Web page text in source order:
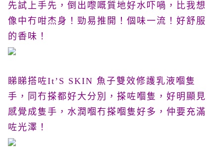
先試上手先，倒出嚟嘅質地好水吓喎，比我想
像中冇咁杰身！勁易推開！個味一流！好舒服
的香味！
睇睇搭咗ItʼS SKIN 魚子雙效修護乳液嗰隻
手，同冇搽都好大分別，搽咗嗰隻，好明顯見
感覺成隻手，水潤嗰冇搽嗰隻好多，仲要充滿
咗光澤！